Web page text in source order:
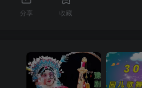
分享 收藏